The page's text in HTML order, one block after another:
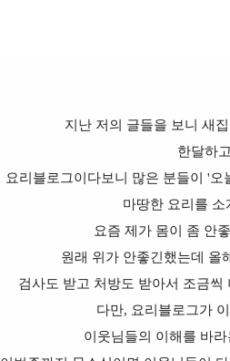
지난 저의 글들을 보니 새
한달하
요리블로그이다보니 많은 분들이 '오
마땅한 요리를
요즘 제가 몸이 좀 안
원래 위가 안좋긴했는데 올
검사도 받고 처방도 받아서 조금
다만, 요리블로그가
이웃님들의 이해를 바